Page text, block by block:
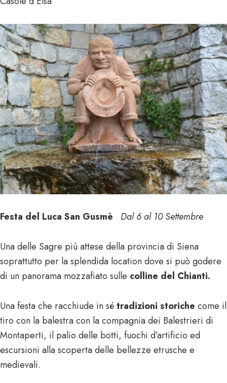
Festa del Luca San Gusmè Dal 6 al 10 Settembre
Una delle Sagre più attese della provincia di Siena
soprattutto per la splendida location dove si può godere
di un panorama mozzafiato sulle colline del Chianti.
Una festa che racchiude in sétradizioni storiche come il
tiro con la balestra con la compagnia dei Balestrieri di
Montaperti, il palio delle botti, fuochi d’artificio ed
escursioni alla scoperta delle bellezze etrusche e
medievali.